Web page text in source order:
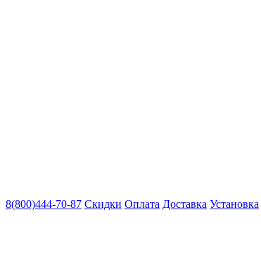
8(800)444-70-87 Скидки Оплата Доставка Установка